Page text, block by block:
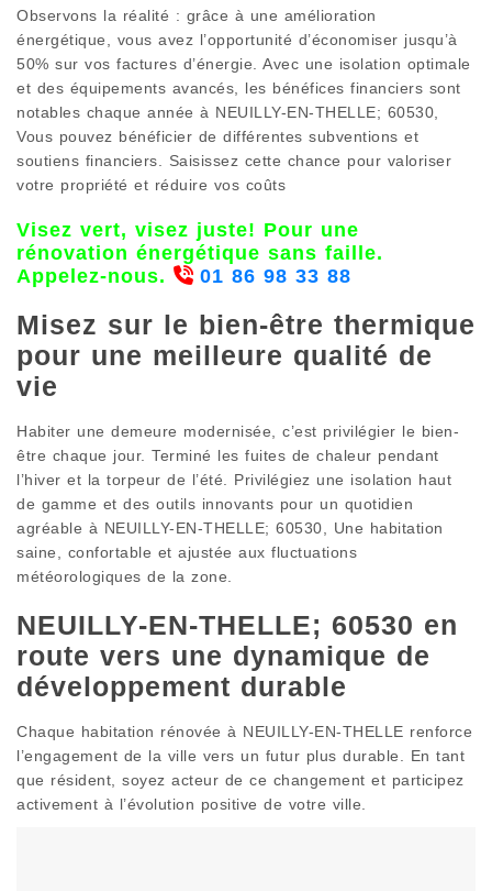
Observons la réalité : grâce à une amélioration
énergétique, vous avez l’opportunité d’économiser jusqu’à
50% sur vos factures d’énergie. Avec une isolation optimale
et des équipements avancés, les bénéfices financiers sont
notables chaque année à NEUILLY-EN-THELLE; 60530,
Vous pouvez bénéficier de différentes subventions et
soutiens financiers. Saisissez cette chance pour valoriser
votre propriété et réduire vos coûts
Visez vert, visez juste! Pour une
rénovation énergétique sans faille.
Appelez-nous.
01 86 98 33 88
Misez sur le bien-être thermique
pour une meilleure qualité de
vie
Habiter une demeure modernisée, c’est privilégier le bien-
être chaque jour. Terminé les fuites de chaleur pendant
l’hiver et la torpeur de l’été. Privilégiez une isolation haut
de gamme et des outils innovants pour un quotidien
agréable à NEUILLY-EN-THELLE; 60530, Une habitation
saine, confortable et ajustée aux fluctuations
météorologiques de la zone.
NEUILLY-EN-THELLE; 60530 en
route vers une dynamique de
développement durable
Chaque habitation rénovée à NEUILLY-EN-THELLE renforce
l’engagement de la ville vers un futur plus durable. En tant
que résident, soyez acteur de ce changement et participez
activement à l’évolution positive de votre ville.